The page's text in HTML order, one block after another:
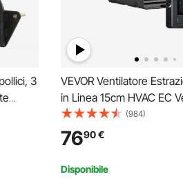
3
VEVOR Ventilatore
in Linea 15cm HVAC EC
Regolabile, Ventola di
Condotto in Linea
38W 2800 giri/min
Ventola Estrazione Aria
(984)
7690€
Disponibile